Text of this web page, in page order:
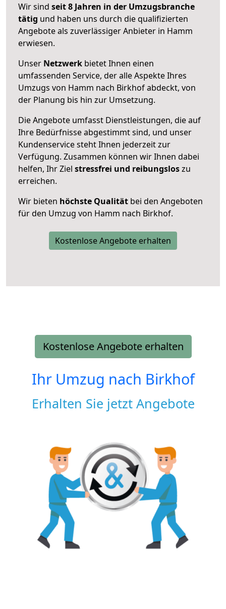
Wir sind seit 8 Jahren in der Umzugsbranche
tätig und haben uns durch die qualifizierten
Angebote als zuverlässiger Anbieter in Hamm
erwiesen.
Unser Netzwerk bietet Ihnen einen
umfassenden Service, der alle Aspekte Ihres
Umzugs von Hamm nach Birkhof abdeckt, von
der Planung bis hin zur Umsetzung.
Die Angebote umfasst Dienstleistungen, die auf
Ihre Bedürfnisse abgestimmt sind, und unser
Kundenservice steht Ihnen jederzeit zur
Verfügung. Zusammen können wir Ihnen dabei
helfen, Ihr Ziel stressfrei und reibungsloszu
erreichen.
Wir bieten höchste Qualität bei den Angeboten
für den Umzug von Hamm nach Birkhof.
Kostenlose Angebote erhalten
Kostenlose Angebote erhalten
Ihr Umzug nach Birkhof
Erhalten Sie jetzt Angebote